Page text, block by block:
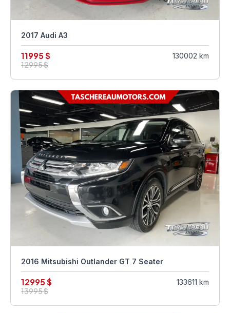
2017 Audi A3
11995 $
12995 $
130002 km
2016 Mitsubishi Outlander GT 7 Seater
12995 $
13995 $
133611 km